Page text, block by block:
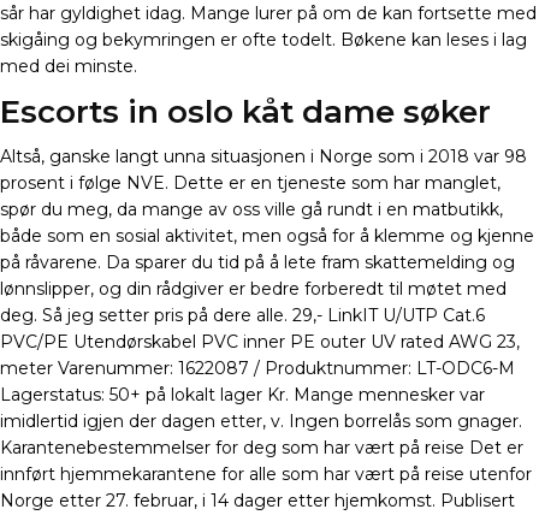
sår har gyldighet idag. Mange lurer på om de kan fortsette med
skigåing og bekymringen er ofte todelt. Bøkene kan leses i lag
med dei minste.
Escorts in oslo kåt dame søker
Altså, ganske langt unna situasjonen i Norge som i 2018 var 98
prosent i følge NVE. Dette er en tjeneste som har manglet,
spør du meg, da mange av oss ville gå rundt i en matbutikk,
både som en sosial aktivitet, men også for å klemme og kjenne
på råvarene. Da sparer du tid på å lete fram skattemelding og
lønnslipper, og din rådgiver er bedre forberedt til møtet med
deg. Så jeg setter pris på dere alle. 29,- LinkIT U/UTP Cat.6
PVC/PE Utendørskabel PVC inner PE outer UV rated AWG 23,
meter Varenummer: 1622087 / Produktnummer: LT-ODC6-M
Lagerstatus: 50+ på lokalt lager Kr. Mange mennesker var
imidlertid igjen der dagen etter, v. Ingen borrelås som gnager.
Karantenebestemmelser for deg som har vært på reise Det er
innført hjemmekarantene for alle som har vært på reise utenfor
Norge etter 27. februar, i 14 dager etter hjemkomst. Publisert